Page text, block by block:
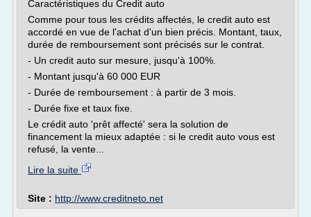
Caractéristiques du Credit auto
Comme pour tous les crédits affectés, le credit auto est
accordé en vue de l'achat d'un bien précis. Montant, taux,
durée de remboursement sont précisés sur le contrat.
- Un credit auto sur mesure, jusqu'à 100%.
- Montant jusqu'à 60 000 EUR
- Durée de remboursement : à partir de 3 mois.
- Durée fixe et taux fixe.
Le crédit auto 'prêt affecté' sera la solution de
financement la mieux adaptée : si le credit auto vous est
refusé, la vente...
Lire la suite
Site : http://www.creditneto.net